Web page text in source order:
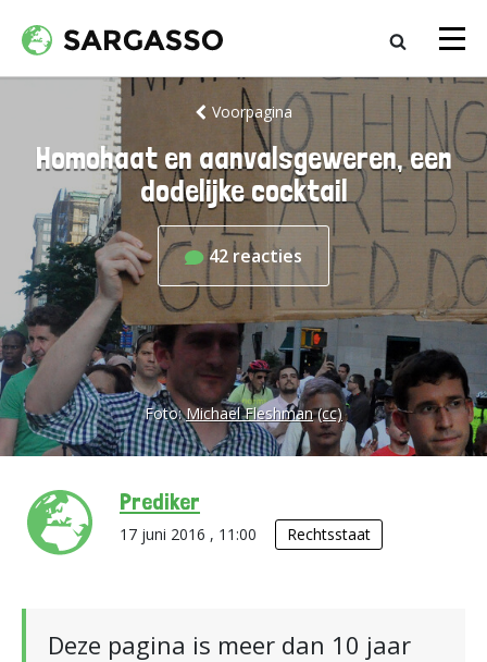
Voorpagina
Homohaat en aanvalsgeweren, een
dodelijke cocktail
42 reacties
Foto:Michael Fleshman (cc)
Prediker
17 juni 2016 , 11:00 Rechtsstaat
Deze pagina is meer dan 10 jaar